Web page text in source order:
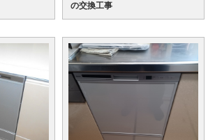
の交換工事